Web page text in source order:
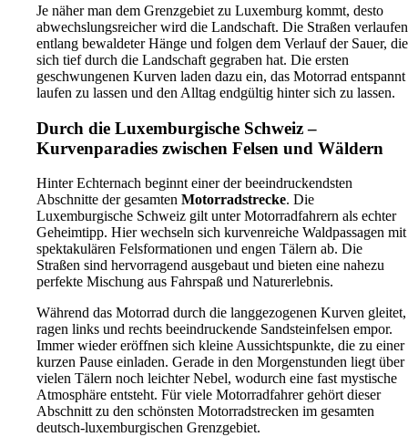
Je näher man dem Grenzgebiet zu Luxemburg kommt, desto
abwechslungsreicher wird die Landschaft. Die Straßen verlaufen
entlang bewaldeter Hänge und folgen dem Verlauf der Sauer, die
sich tief durch die Landschaft gegraben hat. Die ersten
geschwungenen Kurven laden dazu ein, das Motorrad entspannt
laufen zu lassen und den Alltag endgültig hinter sich zu lassen.
Durch die Luxemburgische Schweiz –
Kurvenparadies zwischen Felsen und Wäldern
Hinter Echternach beginnt einer der beeindruckendsten
Abschnitte der gesamten Motorradstrecke. Die
Luxemburgische Schweiz gilt unter Motorradfahrern als echter
Geheimtipp. Hier wechseln sich kurvenreiche Waldpassagen mit
spektakulären Felsformationen und engen Tälern ab. Die
Straßen sind hervorragend ausgebaut und bieten eine nahezu
perfekte Mischung aus Fahrspaß und Naturerlebnis.
Während das Motorrad durch die langgezogenen Kurven gleitet,
ragen links und rechts beeindruckende Sandsteinfelsen empor.
Immer wieder eröffnen sich kleine Aussichtspunkte, die zu einer
kurzen Pause einladen. Gerade in den Morgenstunden liegt über
vielen Tälern noch leichter Nebel, wodurch eine fast mystische
Atmosphäre entsteht. Für viele Motorradfahrer gehört dieser
Abschnitt zu den schönsten Motorradstrecken im gesamten
deutsch-luxemburgischen Grenzgebiet.